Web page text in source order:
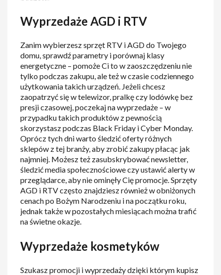
Wyprzedaże AGD i RTV
Zanim wybierzesz sprzęt RTV i AGD do Twojego
domu, sprawdź parametry i porównaj klasy
energetyczne – pomoże Ci to w zaoszczędzeniu nie
tylko podczas zakupu, ale też w czasie codziennego
użytkowania takich urządzeń. Jeżeli chcesz
zaopatrzyć się w telewizor, pralkę czy lodówkę bez
presji czasowej, poczekaj na wyprzedaże – w
przypadku takich produktów z pewnością
skorzystasz podczas Black Friday i Cyber Monday.
Oprócz tych dni warto śledzić oferty różnych
sklepów z tej branży, aby zrobić zakupy płacąc jak
najmniej. Możesz też zasubskrybować newsletter,
śledzić media społecznościowe czy ustawić alerty w
przeglądarce, aby nie ominęły Cię promocje. Sprzęty
AGD i RTV często znajdziesz również w obniżonych
cenach po Bożym Narodzeniu i na początku roku,
jednak także w pozostałych miesiącach można trafić
na świetne okazje.
Wyprzedaże kosmetyków
Szukasz promocji i wyprzedaży dzięki którym kupisz